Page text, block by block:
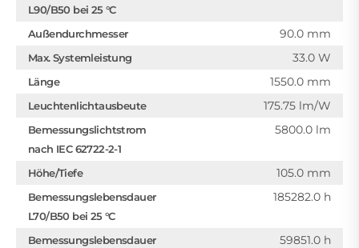
L90/B50 bei 25 °C
Außendurchmesser 90.0 mm
Max. Systemleistung 33.0 W
Länge 1550.0 mm
Leuchtenlichtausbeute 175.75 lm/W
Bemessungslichtstrom
nach IEC 62722-2-1
5800.0 lm
Höhe/Tiefe 105.0 mm
Bemessungslebensdauer
L70/B50 bei 25 °C
185282.0 h
Bemessungslebensdauer
59851.0 h